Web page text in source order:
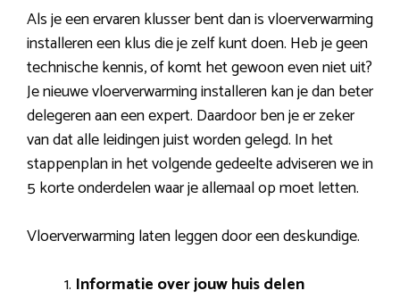
Als je een ervaren klusser bent dan is vloerverwarming
installeren een klus die je zelf kunt doen. Heb je geen
technische kennis, of komt het gewoon even niet uit?
Je nieuwe vloerverwarming installeren kan je dan beter
delegeren aan een expert. Daardoor ben je er zeker
van dat alle leidingen juist worden gelegd. In het
stappenplan in het volgende gedeelte adviseren we in
5 korte onderdelen waar je allemaal op moet letten.
Vloerverwarming laten leggen door een deskundige.
Informatie over jouw huis delen